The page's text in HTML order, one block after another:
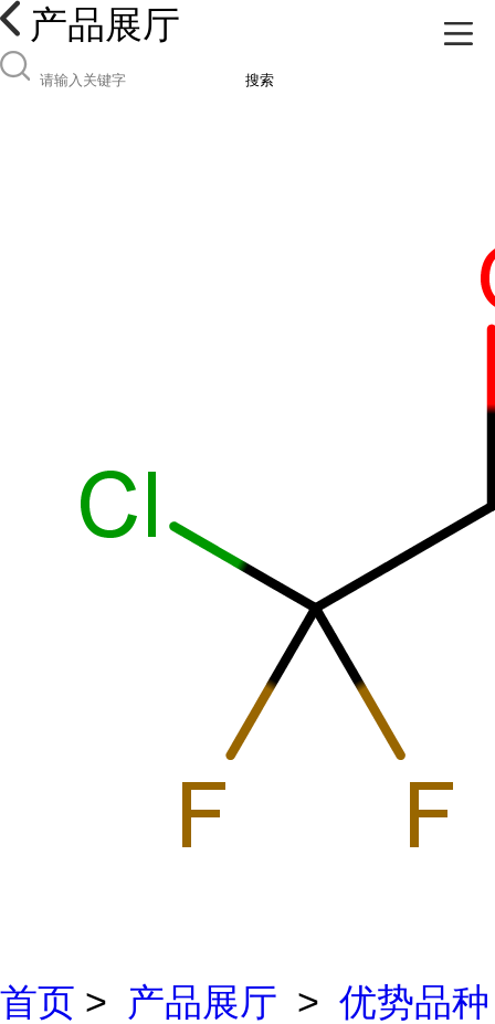
产品展厅
搜索
首页 > 产品展厅 > 优势品种